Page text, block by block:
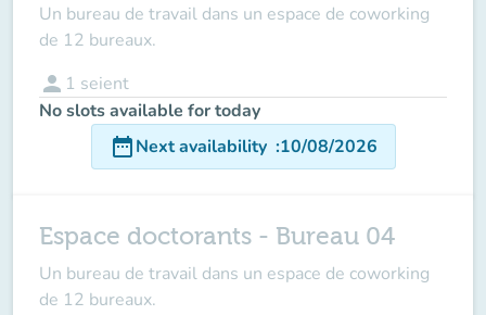
Un bureau de travail dans un espace de coworking
de 12 bureaux.
person 1 seient
No slots available for today
date_rangeNext availability :10/08/2026
Espace doctorants - Bureau 04
Un bureau de travail dans un espace de coworking
de 12 bureaux.